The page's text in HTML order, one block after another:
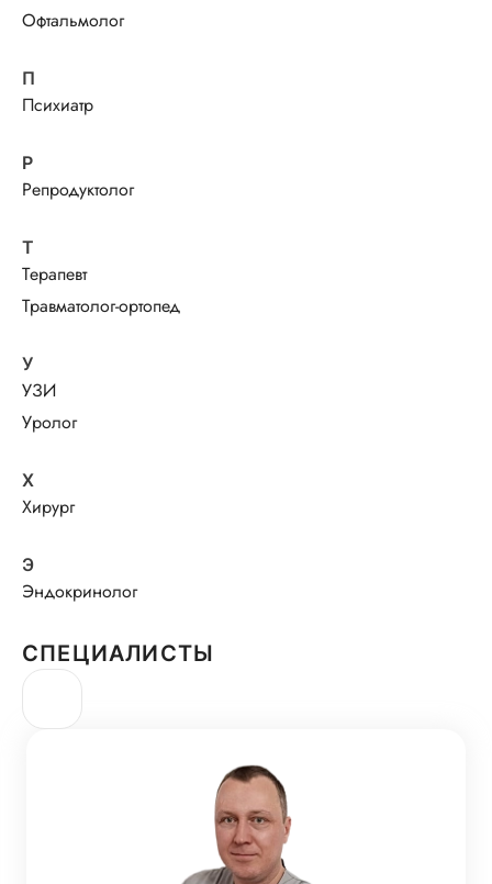
Офтальмолог
П
Психиатр
Р
Репродуктолог
Т
Терапевт
Травматолог-ортопед
У
УЗИ
Уролог
Х
Хирург
Э
Эндокринолог
СПЕЦИАЛИСТЫ